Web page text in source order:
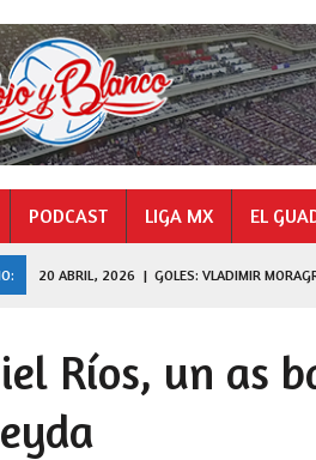
PODCAST LIGA MX EL
20 ABRIL, 2026 | GOLES: VLADIMIR
2026 DE FERRAN A LEAGUES CUP
Ríos, un as